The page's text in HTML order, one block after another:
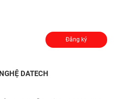
Đăng ký
DATECH